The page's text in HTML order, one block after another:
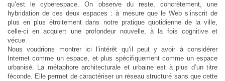
qu’est le cyberespace. On observe du reste, concrètement, une
hybridation de ces deux espaces : à mesure que le Web s’inscrit de
plus en plus étroitement dans notre pratique quotidienne de la ville,
celle-ci en acquiert une profondeur nouvelle, à la fois cognitive et
vécue.
Nous voudrions montrer ici l’intérêt qu’il peut y avoir à considérer
Internet comme un espace, et plus spécifiquement comme un espace
urbanisé. La métaphore architecturale et urbaine est à plus d’un titre
féconde. Elle permet de caractériser un réseau structuré sans que cette